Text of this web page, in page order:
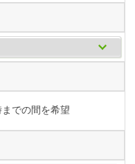
までの間を希望